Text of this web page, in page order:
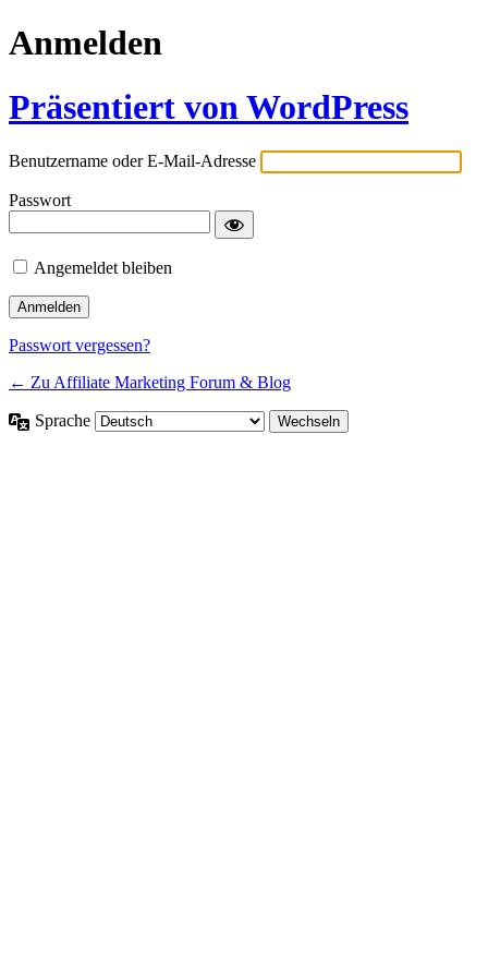
Anmelden
Präsentiert von WordPress
Benutzername oder E-Mail-Adresse
Passwort
Angemeldet bleiben
Passwort vergessen?
← Zu Affiliate Marketing Forum & Blog
Sprache